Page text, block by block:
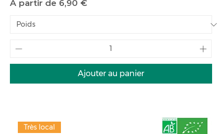
À partir de 6,90 €
Prix promotionnel
Ajouter au panier
Très local